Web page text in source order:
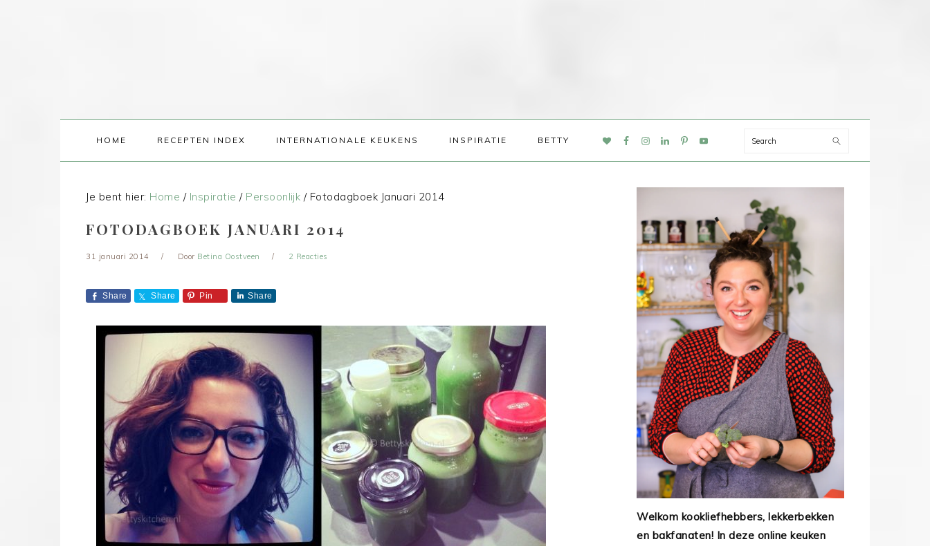
HOME RECEPTEN INDEX INTERNATIONALE KEUKENS INSPIRATIE BETTY
NAV
Search
Je bent hier: Home / Inspiratie / Persoonlijk /Fotodagboek Januari 2014
FOTODAGBOEK JANUARI 2014
31 januari 2014 Door Betina Oostveen 2 Reacties
Share Share Pin Share
Welkom kookliefhebbers, lekkerbekken
en bakfanaten! In deze online keuken